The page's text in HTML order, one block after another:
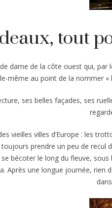
tout
dame de la côte ouest qui, par
même au point de la nommer
ses belles façades, ses
vieilles villes d’Europe : les
prendre un peu de recul
se bécoter le long du fleuve,
Après une longue journée, rien